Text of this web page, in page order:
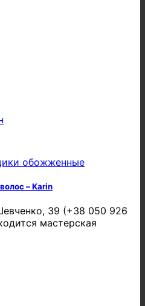
– Karin
39 (+38 050 926
мастерская